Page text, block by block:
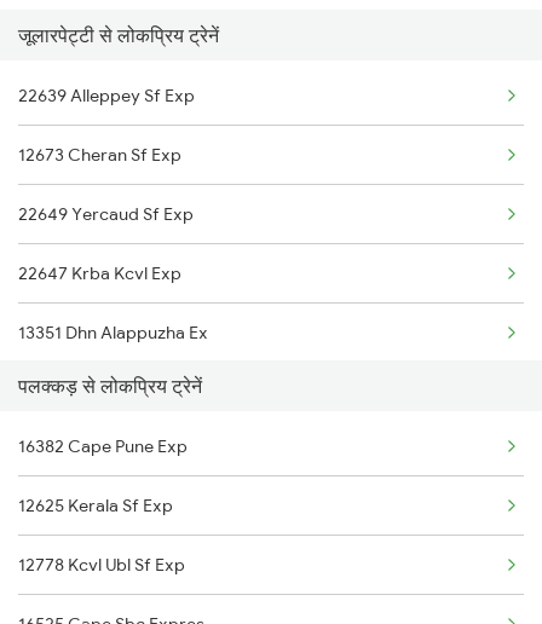
12660 Gurudev Exp
12626 Kerala Express
18189 Tata Ers Exp
22637 Westcoast Sf Exp
17421 Tpty Qln Express
12695 Mas Tvc Sf Exp
16381 Kanyakumari Exp
12685 Mas Maq Sf Exp
12789 Kcg Kt Sf Exp
12601 Mas Maq Sf Mail
जूलारपेट्टी से लोकप्रिय ट्रेनें
22639 Alleppey Sf Exp
12673 Cheran Sf Exp
22649 Yercaud Sf Exp
22647 Krba Kcvl Exp
13351 Dhn Alappuzha Ex
12660 Gurudev Exp
12626 Kerala Express
12675 Kovai Sf Exp
2249 Sbc Ntsk Special
पलक्कड़ से लोकप्रिय ट्रेनें
16382 Cape Pune Exp
12625 Kerala Sf Exp
12778 Kcvl Ubl Sf Exp